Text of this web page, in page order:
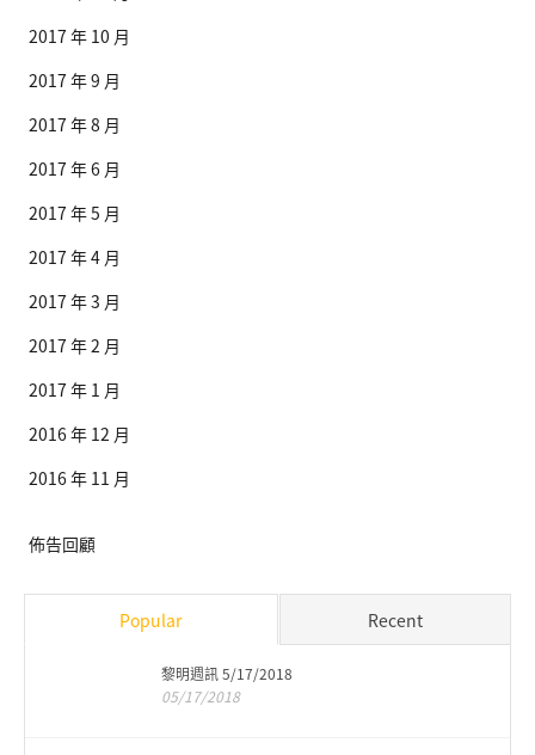
2017 年 10 月
2017 年 9 月
2017 年 8 月
2017 年 6 月
2017 年 5 月
2017 年 4 月
2017 年 3 月
2017 年 2 月
2017 年 1 月
2016 年 12 月
2016 年 11 月
佈告回顧
Popular Recent
黎明週訊 5/17/2018
05/17/2018